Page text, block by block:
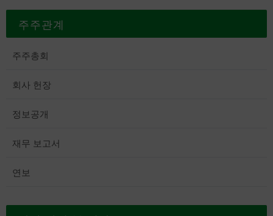
주주관계
주주총회
회사 헌장
정보공개
재무 보고서
연보